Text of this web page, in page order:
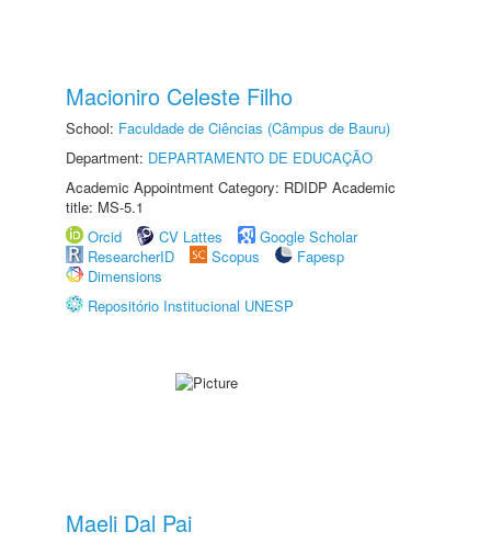
Macioniro Celeste Filho
School: Faculdade de Ciências (Câmpus de Bauru)
Department: DEPARTAMENTO DE EDUCAÇÃO
Academic Appointment Category: RDIDP Academic
title: MS-5.1
Orcid
CV Lattes
Google Scholar
ResearcherID
Scopus
Fapesp
Dimensions
Repositório Institucional UNESP
Maeli Dal Pai